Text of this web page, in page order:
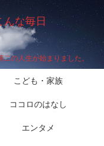
んな毎日
の人生が始まりました。
こども・家族
ココロのはなし
エンタメ